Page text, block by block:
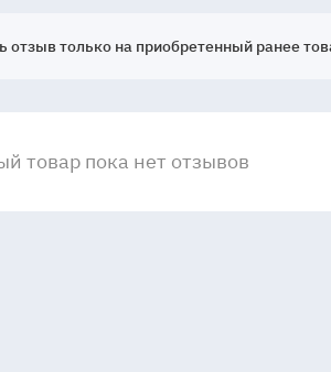
отзыв только на приобретенный ранее
товар пока нет отзывов